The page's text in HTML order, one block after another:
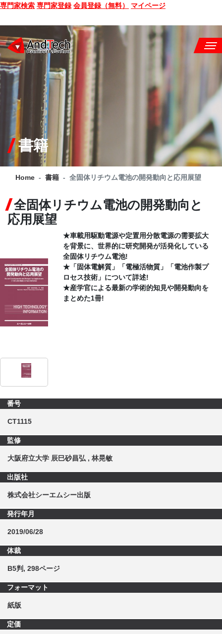
専門家検索 専門家登録 会員登録（無料） マイページ
SEMINAR
BOOK
CONSULTING
SERVICE
COMPANY
Q&A
SITE MAP
CONTACT
書籍
Home 書籍 全固体リチウム電池の開発動向と応用展望
全固体リチウム電池の開発動向と
応用展望
★車載用駆動電源や定置用分散電源の需要拡大
を背景に、世界的に研究開発が活発化している
全固体リチウム電池!
★「固体電解質」「電極活物質」「電池作製プ
ロセス技術」について詳述!
★産学官による最新の学術的知見や開発動向を
まとめた1冊!
番号
CT1115
監修
大阪府立大学 辰巳砂昌弘 , 林晃敏
出版社
株式会社シーエムシー出版
発行年月
2019/06/28
体裁
B5判, 298ページ
フォーマット
紙版
定価